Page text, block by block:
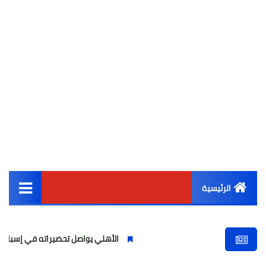
الرئيسية
أخبار مصر
الأهلي يواصل تحضيراته في إسبانيا.. مران